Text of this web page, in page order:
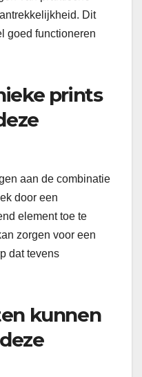
Dit
goed functioneren
prints
aan de combinatie
door een
element toe te
zorgen voor een
dat tevens
kunnen